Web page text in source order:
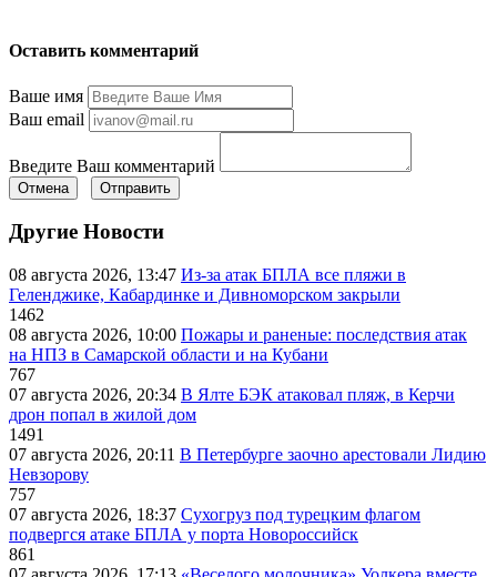
Оставить комментарий
Ваше имя
Ваш email
Введите Ваш комментарий
Отмена Отправить
Другие Новости
08 августа 2026, 13:47 Из-за атак БПЛА все пляжи в
Геленджике, Кабардинке и Дивноморском закрыли
1462
08 августа 2026, 10:00 Пожары и раненые: последствия атак
на НПЗ в Самарской области и на Кубани
767
07 августа 2026, 20:34 В Ялте БЭК атаковал пляж, в Керчи
дрон попал в жилой дом
1491
07 августа 2026, 20:11 В Петербурге заочно арестовали Лидию
Невзорову
757
07 августа 2026, 18:37 Сухогруз под турецким флагом
подвергся атаке БПЛА у порта Новороссийск
861